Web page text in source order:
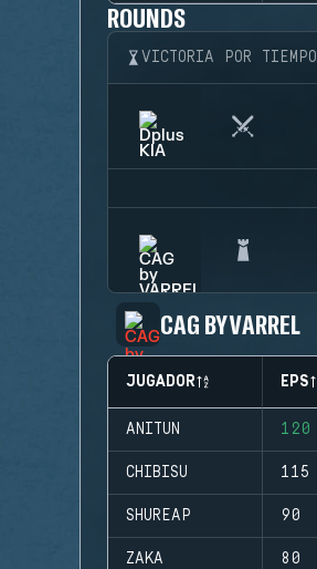
ROUNDS
VICTORIA POR TIEMPO
CAG BY VARREL
JUGADOR EPS
ANITUN 120
CHIBISU 115
SHUREAP 90
ZAKA 80